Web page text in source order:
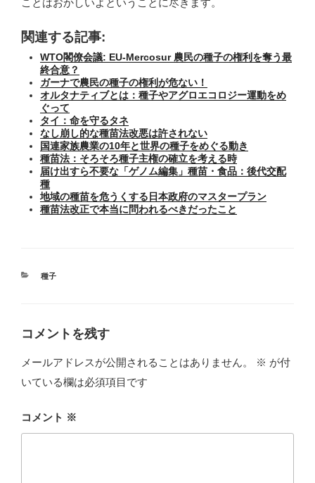
関連する記事:
WTO閣僚会議: EU-Mercosur 農民の種子の権利を奪う最
終合意？
ガーナで農民の種子の権利が危ない！
オルタナティブとは：種子やアグロエコロジー運動をめ
ぐって
タイ：命を守るタネ
なし崩し的な種苗法改悪は許されない
国連家族農業の10年と世界の種子をめぐる動き
種苗法：そろそろ種子主権の確立を考える時
届け出すら不要な「ゲノム編集」種苗・食品：後代交配
種
地域の種苗を危うくする日本政府のマスタープラン
種苗法改正で本当に問われるべきだったこと
カ
種子
コメントを残す
メールアドレスが公開されることはありません。 ※ が付
いている欄は必須項目です
コメント ※